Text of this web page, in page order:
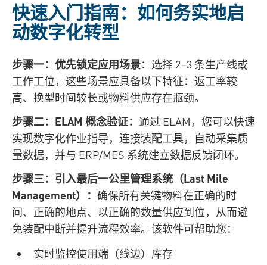
快速入门指南：如何务实地启
动数字化转型
步骤一：优先锁定应用场景：选择 2–3 条生产线或
工作工位，这些场景应具备以下特征：返工率较
高、换型时间较长或物料供应存在瓶颈。
步骤二：ELAM 概念验证： 通过 ELAM，您可以快速
实现数字化作业指导，连接装配工具，自动采集质
量数据，并与 ERP/MES 系统建立数据反馈闭环。
步骤三：引入最后一公里管理系统（Last Mile
Management）： 确保所有关键物料在正确的时
间、正确的地点、以正确的数量供应到位，从而避
免装配中断并提升流程效率。该软件可帮助您：
实时监控使用端（线边）库存